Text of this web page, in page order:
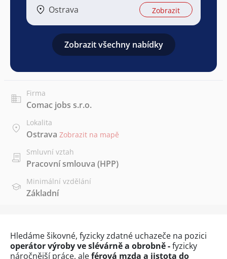
Ostrava Zobrazit
Zobrazit všechny nabídky
Firma
Comac jobs s.r.o.
Lokalita
Ostrava Zobrazit na mapě
Smluvní vztah
Pracovní smlouva (HPP)
Minimální vzdělání
Základní
Hledáme šikovné, fyzicky zdatné uchazeče na pozici
operátor výroby ve slévárně a obrobně -fyzicky
náročnější práce, aleférová mzda a jistota do